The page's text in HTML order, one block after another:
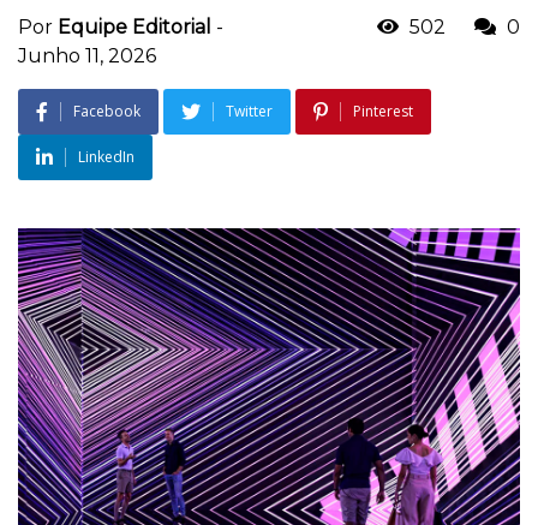
Por Equipe Editorial -
Junho 11, 2026
502 0
Facebook Twitter Pinterest
LinkedIn